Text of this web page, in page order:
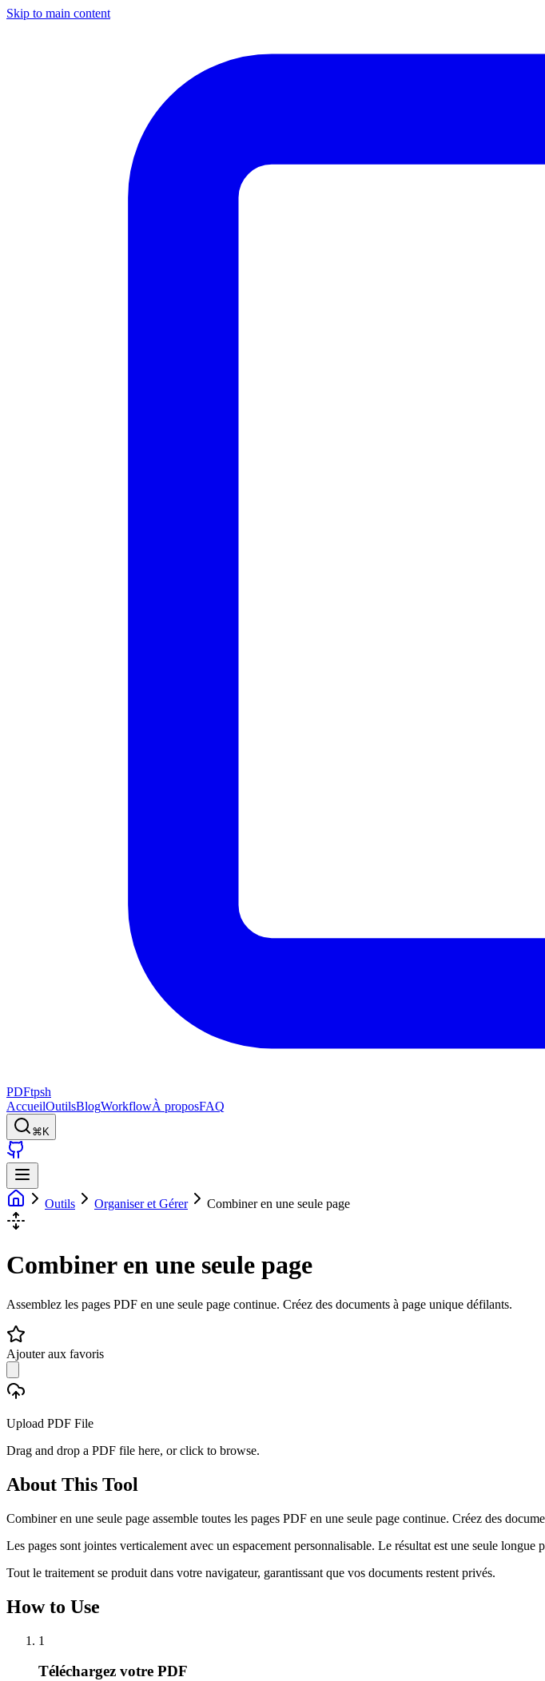
Skip to main content
PDFtpsh
AccueilOutilsBlogWorkflowÀ proposFAQ
⌘K
Outils Organiser et Gérer Combiner en une seule page
Combiner en une seule page
Assemblez les pages PDF en une seule page continue. Créez des documents à page unique défilants.
Ajouter aux favoris
Upload PDF File
Drag and drop a PDF file here, or click to browse.
About This Tool
Combiner en une seule page assemble toutes les pages PDF en une seule page continue. Créez des
Les pages sont jointes verticalement avec un espacement personnalisable. Le résultat est une seule longue
Tout le traitement se produit dans votre navigateur, garantissant que vos documents restent privés.
How to Use
1
Téléchargez votre PDF